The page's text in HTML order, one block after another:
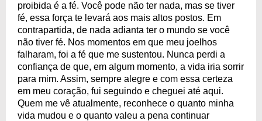
proibida é a fé. Você pode não ter nada, mas se tiver
fé, essa força te levará aos mais altos postos. Em
contrapartida, de nada adianta ter o mundo se você
não tiver fé. Nos momentos em que meu joelhos
falharam, foi a fé que me sustentou. Nunca perdi a
confiança de que, em algum momento, a vida iria sorrir
para mim. Assim, sempre alegre e com essa certeza
em meu coração, fui seguindo e cheguei até aqui.
Quem me vê atualmente, reconhece o quanto minha
vida mudou e o quanto valeu a pena continuar